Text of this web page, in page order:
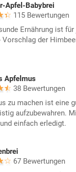
Apfel-Babybrei
115 Bewertungen
Ernährung ist
Vorschlag der
Apfelmus
38 Bewertungen
zu machen ist eine
aufzubewahren.
einfach erledigt.
67 Bewertungen